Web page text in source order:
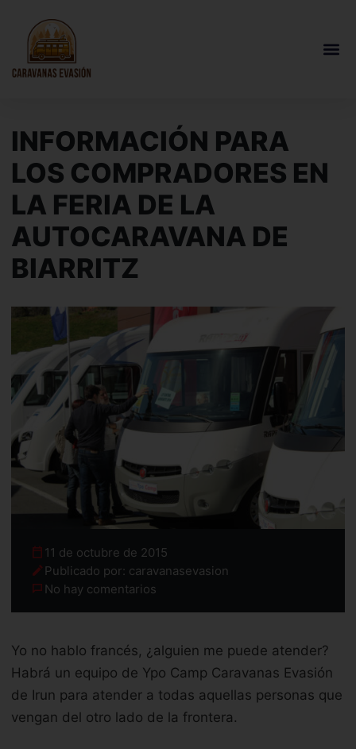
INFORMACIÓN PARA
LOS COMPRADORES EN
LA FERIA DE LA
AUTOCARAVANA DE
BIARRITZ
11 de octubre de 2015
Publicado por: caravanasevasion
No hay comentarios
Yo no hablo francés, ¿alguien me puede atender?
Habrá un equipo de Ypo Camp Caravanas Evasión
de Irun para atender a todas aquellas personas que
vengan del otro lado de la frontera.